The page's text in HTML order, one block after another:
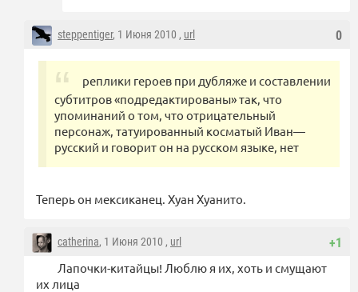
0
steppentiger, 1 Июня 2010 , url
реплики героев при дубляже и составлении
субтитров «подредактированы» так, что
упоминаний о том, что отрицательный
персонаж, татуированный косматый Иван—
русский и говорит он на русском языке, нет
Теперь он мексиканец. Хуан Хуанито.
+1
catherina, 1 Июня 2010 , url
Лапочки-китайцы! Люблю я их, хоть и смущают
их лица